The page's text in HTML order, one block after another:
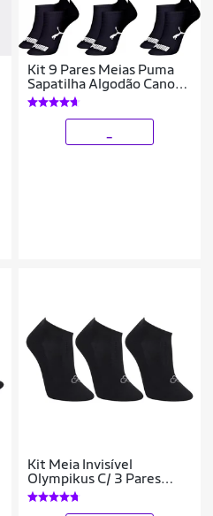
Kit 9 Pares Meias Puma
Sapatilha Algodão Cano
Baixo Meia Soquete
Adulto Masculino
Feminino Original
Kit Meia Invisível
Olympikus C/ 3 Pares
Masculina